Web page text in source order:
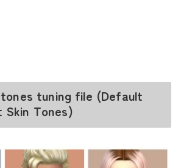
tuning file (Default
Skin Tones)